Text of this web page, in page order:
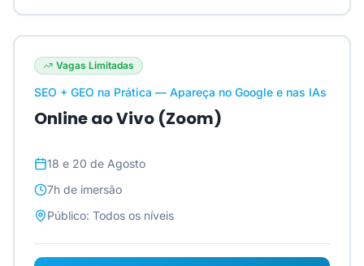
Vagas Limitadas
SEO + GEO na Prática — Apareça no Google e nas IAs
Online ao Vivo (Zoom)
18 e 20 de Agosto
7h de imersão
Público: Todos os níveis